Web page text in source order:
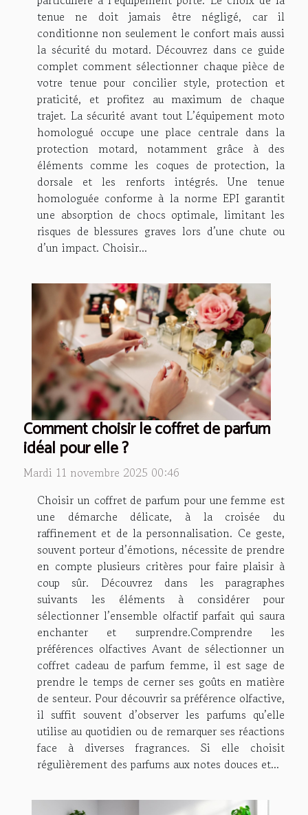
tenue ne doit jamais être négligé, car il
conditionne non seulement le confort mais aussi
la sécurité du motard. Découvrez dans ce guide
complet comment sélectionner chaque pièce de
votre tenue pour concilier style, protection et
praticité, et profitez au maximum de chaque
trajet. La sécurité avant tout L’équipement moto
homologué occupe une place centrale dans la
protection motard, notamment grâce à des
éléments comme les coques de protection, la
dorsale et les renforts intégrés. Une tenue
homologuée conforme à la norme EPI garantit
une absorption de chocs optimale, limitant les
risques de blessures graves lors d’une chute ou
d’un impact. Choisir...
Comment choisir le coffret de parfum
idéal pour elle ?
Mardi 11 novembre 2025 00:46
Choisir un coffret de parfum pour une femme est
une démarche délicate, à la croisée du
raffinement et de la personnalisation. Ce geste,
souvent porteur d’émotions, nécessite de prendre
en compte plusieurs critères pour faire plaisir à
coup sûr. Découvrez dans les paragraphes
suivants les éléments à considérer pour
sélectionner l’ensemble olfactif parfait qui saura
enchanter et surprendre.Comprendre les
préférences olfactives Avant de sélectionner un
coffret cadeau de parfum femme, il est sage de
prendre le temps de cerner ses goûts en matière
de senteur. Pour découvrir sa préférence olfactive,
il suffit souvent d’observer les parfums qu’elle
utilise au quotidien ou de remarquer ses réactions
face à diverses fragrances. Si elle choisit
régulièrement des parfums aux notes douces et...